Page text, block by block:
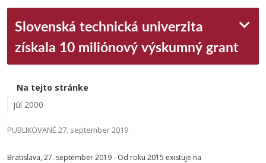
Slovenská technická univerzita
získala 10 miliónový výskumný grant
Na tejto stránke
júl 2000
PUBLIKOVANÉ 27. september 2019
Bratislava, 27. september 2019 - Od roku 2015 existuje na